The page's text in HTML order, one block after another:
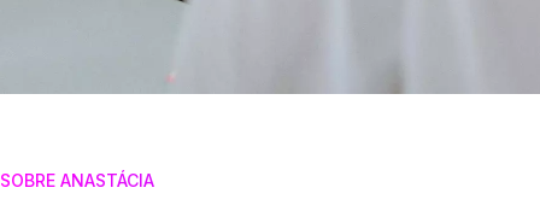
SOBRE ANASTÁCIA